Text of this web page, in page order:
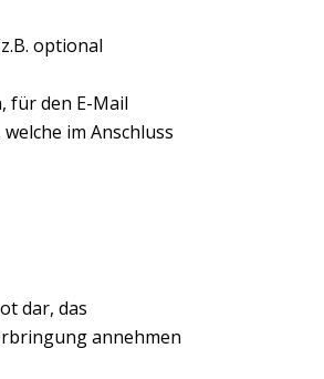
optional
für den E-Mail
im Anschluss
dar, das
annehmen